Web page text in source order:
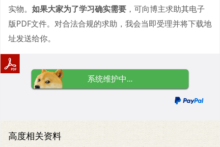
实物。 如果大家为了学习确实需要 ，可向博主求助其电子
版PDF文件。对合法合规的求助，我会当即受理并将下载地
址发送给你。
系统维护中...
高度相关资料